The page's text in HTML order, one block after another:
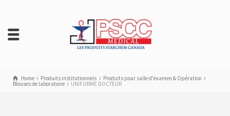
Home Produits institutionnels Produits pour salle d'examen & Opération
Blouses de laboratoire UNIFORME DOCTEUR